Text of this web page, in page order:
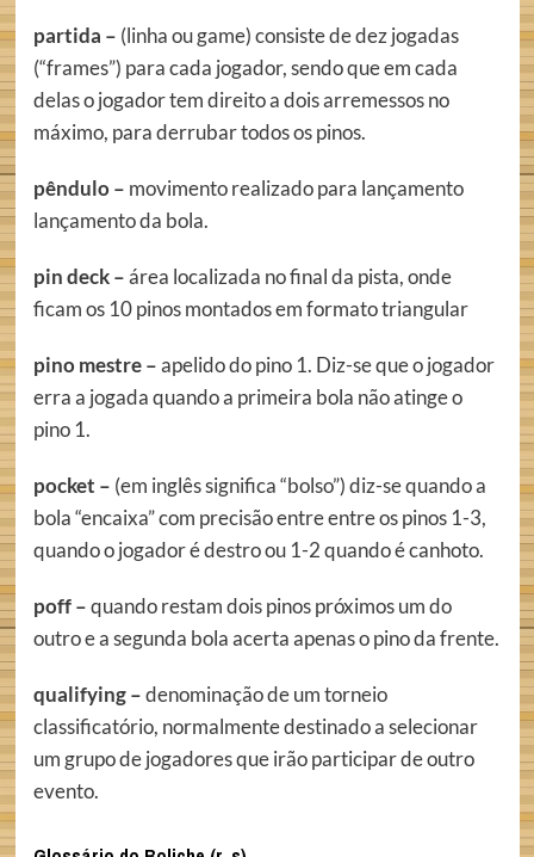
partida – (linha ou game) consiste de dez jogadas
(“frames”) para cada jogador, sendo que em cada
delas o jogador tem direito a dois arremessos no
máximo, para derrubar todos os pinos.
pêndulo – movimento realizado para lançamento
lançamento da bola.
pin deck –área localizada no final da pista, onde
ficam os 10 pinos montados em formato triangular
pino mestre –apelido do pino 1. Diz-se que o jogador
erra a jogada quando a primeira bola não atinge o
pino 1.
pocket – (em inglês significa “bolso”) diz-se quando a
bola “encaixa” com precisão entre entre os pinos 1-3,
quando o jogador é destro ou 1-2 quando é canhoto.
poff –quando restam dois pinos próximos um do
outro e a segunda bola acerta apenas o pino da frente.
qualifying –denominação de um torneio
classificatório, normalmente destinado a selecionar
um grupo de jogadores que irão participar de outro
evento.